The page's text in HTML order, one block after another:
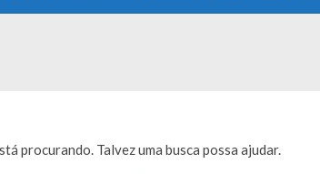
procurando. Talvez uma busca possa ajudar.